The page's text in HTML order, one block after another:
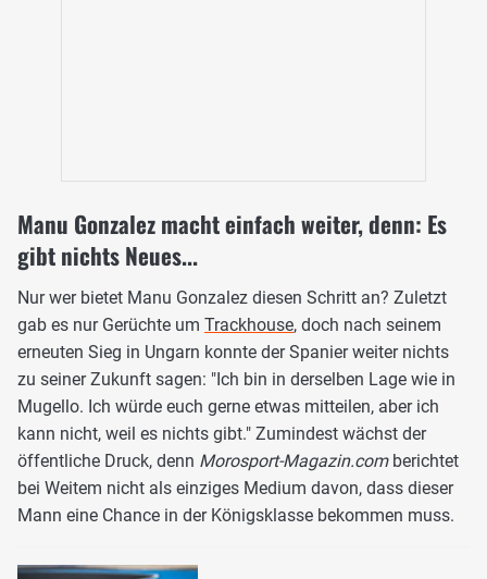
Manu Gonzalez macht einfach weiter, denn: Es
gibt nichts Neues...
Nur wer bietet Manu Gonzalez diesen Schritt an? Zuletzt
gab es nur Gerüchte um Trackhouse, doch nach seinem
erneuten Sieg in Ungarn konnte der Spanier weiter nichts
zu seiner Zukunft sagen: "Ich bin in derselben Lage wie in
Mugello. Ich würde euch gerne etwas mitteilen, aber ich
kann nicht, weil es nichts gibt." Zumindest wächst der
öffentliche Druck, denn Morosport-Magazin.com berichtet
bei Weitem nicht als einziges Medium davon, dass dieser
Mann eine Chance in der Königsklasse bekommen muss.